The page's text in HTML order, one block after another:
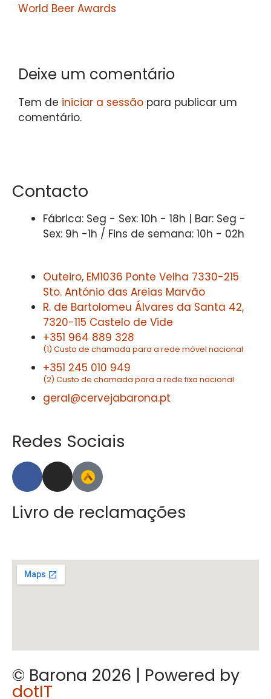
World Beer Awards
Deixe um comentário
Tem de iniciar a sessão para publicar um
comentário.
Contacto
Fábrica: Seg - Sex: 10h - 18h | Bar: Seg -
Sex: 9h -1h / Fins de semana: 10h - 02h
Outeiro, EM1036 Ponte Velha 7330-215
Sto. António das Areias Marvão
R. de Bartolomeu Álvares da Santa 42,
7320-115 Castelo de Vide
+351 964 889 328
(1) Custo de chamada para a rede móvel nacional
+351 245 010 949
(2) Custo de chamada para a rede fixa nacional
geral@cervejabarona.pt
Redes Sociais
Livro de reclamações
© Barona 2026 | Powered by
dotIT